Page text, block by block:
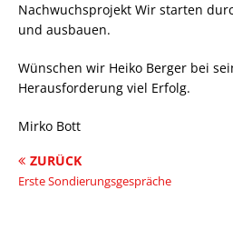
Nachwuchsprojekt Wir starten
und ausbauen.
Wünschen wir Heiko Berger bei
Herausforderung viel Erfolg.
Mirko Bott
ZURÜCK
Erste Sondierungsgespräche